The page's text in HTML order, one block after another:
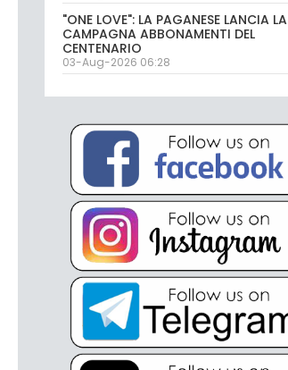
"ONE LOVE": LA PAGANESE LANCIA LA
CAMPAGNA ABBONAMENTI DEL
CENTENARIO
03-Aug-2026 06:28